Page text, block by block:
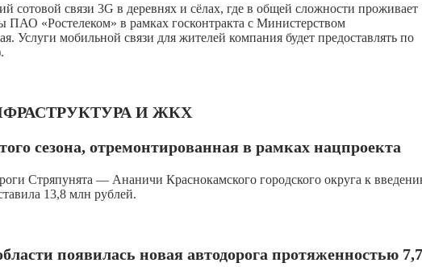
сотовой связи 3G в деревнях и сёлах, где в общей сложности проживает
ПАО «Ростелеком» в рамках госконтракта с Министерством
Услуги мобильной связи для жителей компания будет предоставлять по
И ЖКХ
сезона, отремонтированная в рамках нацпроекта
Стряпунята — Ананичи Краснокамского городского округа к
13,8 млн рублей.
появилась новая автодорога протяженностью